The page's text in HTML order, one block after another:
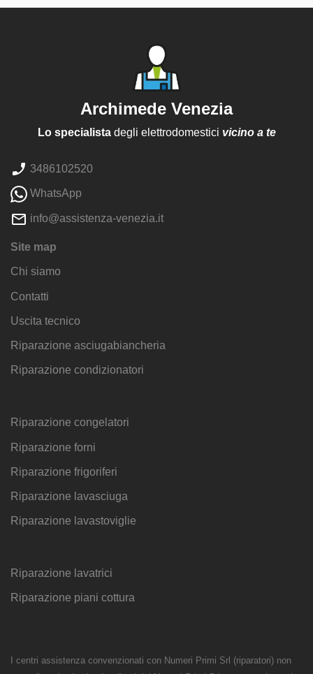
Archimede Venezia
Lo specialistadegli elettrodomestici vicino a te
3486102520
WhatsApp
info@assistenza-venezia.it
Site map
Chi siamo
Contatti
Uscita tecnico
Riparazione asciugabiancheria
Riparazione condizionatori
Riparazione congelatori
Riparazione forni
Riparazione frigoriferi
Riparazione lavasciuga
Riparazione lavastoviglie
Riparazione lavatrici
Riparazione piani cottura
I centri assistenza convenzionati con Numeri Primi Srl (riparatori) non